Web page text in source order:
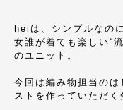
heiは、シンプルなの
女誰が着ても楽しい“
のユニット。
今回は編み物担当の
ストを作っていただく